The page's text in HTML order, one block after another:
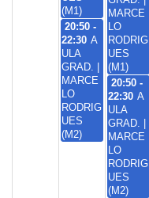
(M1)
MARCE
LO
RODRIG
UES
(M1)
20:50 -
22:30 A
ULA
GRAD. |
MARCE
LO
RODRIG
UES
(M2)
20:50 -
22:30 A
ULA
GRAD. |
MARCE
LO
RODRIG
UES
(M2)